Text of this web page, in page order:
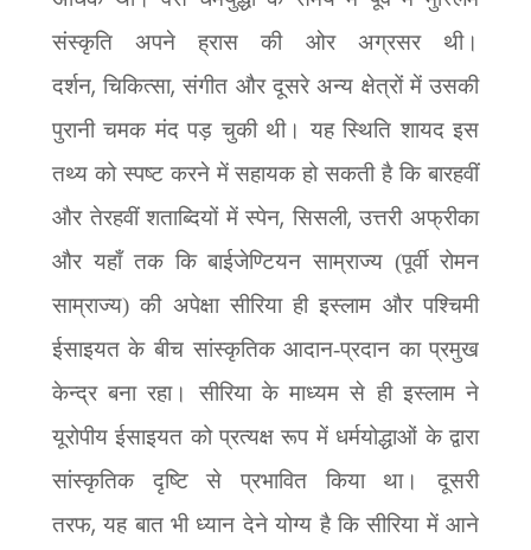
संस्कृति अपने ह्रास की ओर अग्रसर थी।
दर्शन,चिकित्सा,संगीत और दूसरे अन्य क्षेत्रों में उसकी
पुरानी चमक मंद पड़ चुकी थी। यह स्थिति शायद इस
तथ्य को स्पष्ट करने में सहायक हो सकती है कि बारहवीं
और तेरहवीं शताब्दियों में स्पेन, सिसली,उत्तरी अफ्रीका
और यहाँ तक कि बाईजेण्टियन साम्राज्य (पूर्वी रोमन
साम्राज्य) की अपेक्षा सीरिया ही इस्लाम और पश्चिमी
ईसाइयत के बीच सांस्कृतिक आदान-प्रदान का प्रमुख
केन्द्र बना रहा। सीरिया के माध्यम से ही इस्लाम ने
यूरोपीय ईसाइयत को प्रत्यक्ष रूप में धर्मयोद्धाओं के द्वारा
सांस्कृतिक दृष्टि से प्रभावित किया था। दूसरी
तरफ,यह बात भी ध्यान देने योग्य है कि सीरिया में आने